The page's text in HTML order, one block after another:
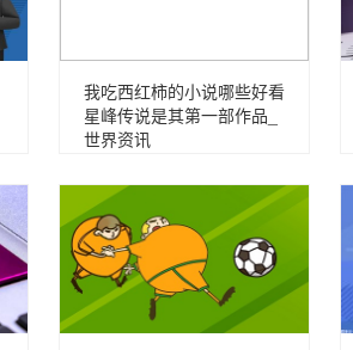
我吃西红柿的小说哪些好看
星峰传说是其第一部作品_
世界资讯